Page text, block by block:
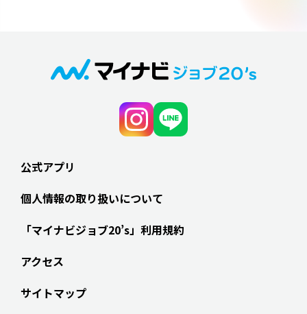
公式アプリ
個人情報の取り扱いについて
「マイナビジョブ20’s」利用規約
アクセス
サイトマップ